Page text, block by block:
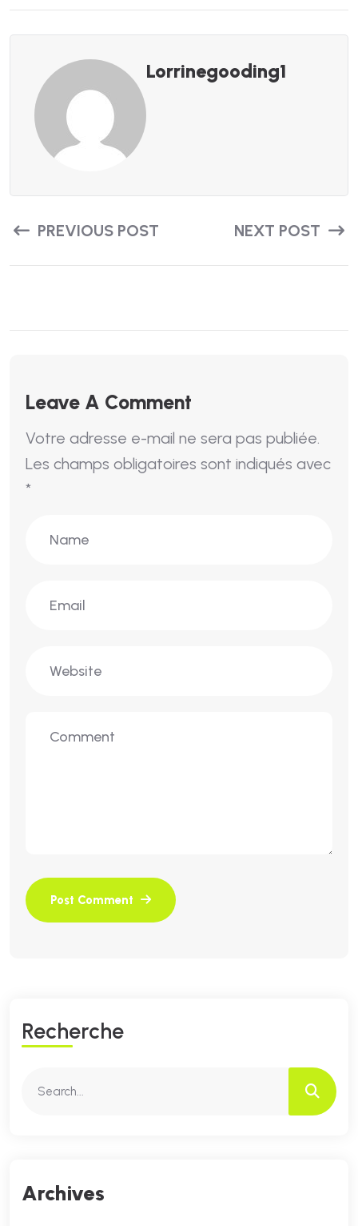
Lorrinegooding1
PREVIOUS POST NEXT POST
Leave A Comment
Votre adresse e-mail ne sera pas publiée.
Les champs obligatoires sont indiqués avec
*
RECHERCHE
Archives